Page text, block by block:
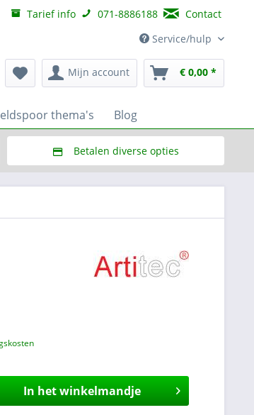
Tarief info 071-8886188
Contact
Service/hulp
Mijn account € 0,00 *
thema's Blog
Betalen diverse opties
In het winkelmandje